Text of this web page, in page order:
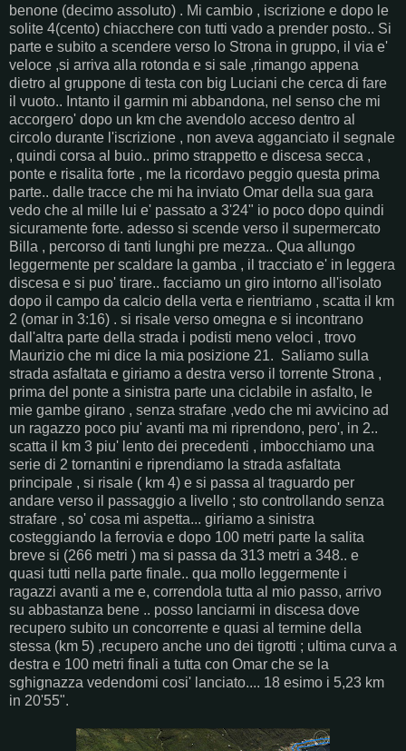
benone (decimo assoluto) . Mi cambio , iscrizione e dopo le
solite 4(cento) chiacchere con tutti vado a prender posto.. Si
parte e subito a scendere verso lo Strona in gruppo, il via e'
veloce ,si arriva alla rotonda e si sale ,rimango appena
dietro al gruppone di testa con big Luciani che cerca di fare
il vuoto.. Intanto il garmin mi abbandona, nel senso che mi
accorgero' dopo un km che avendolo acceso dentro al
circolo durante l'iscrizione , non aveva agganciato il segnale
, quindi corsa al buio.. primo strappetto e discesa secca ,
ponte e risalita forte , me la ricordavo peggio questa prima
parte.. dalle tracce che mi ha inviato Omar della sua gara
vedo che al mille lui e' passato a 3'24" io poco dopo quindi
sicuramente forte. adesso si scende verso il supermercato
Billa , percorso di tanti lunghi pre mezza.. Qua allungo
leggermente per scaldare la gamba , il tracciato e' in leggera
discesa e si puo' tirare.. facciamo un giro intorno all'isolato
dopo il campo da calcio della verta e rientriamo , scatta il km
2 (omar in 3:16) . si risale verso omegna e si incontrano
dall'altra parte della strada i podisti meno veloci , trovo
Maurizio che mi dice la mia posizione 21. Saliamo sulla
strada asfaltata e giriamo a destra verso il torrente Strona ,
prima del ponte a sinistra parte una ciclabile in asfalto, le
mie gambe girano , senza strafare ,vedo che mi avvicino ad
un ragazzo poco piu' avanti ma mi riprendono, pero', in 2..
scatta il km 3 piu' lento dei precedenti , imbocchiamo una
serie di 2 tornantini e riprendiamo la strada asfaltata
principale , si risale ( km 4) e si passa al traguardo per
andare verso il passaggio a livello ; sto controllando senza
strafare , so' cosa mi aspetta... giriamo a sinistra
costeggiando la ferrovia e dopo 100 metri parte la salita
breve si (266 metri ) ma si passa da 313 metri a 348.. e
quasi tutti nella parte finale.. qua mollo leggermente i
ragazzi avanti a me e, correndola tutta al mio passo, arrivo
su abbastanza bene .. posso lanciarmi in discesa dove
recupero subito un concorrente e quasi al termine della
stessa (km 5) ,recupero anche uno dei tigrotti ; ultima curva a
destra e 100 metri finali a tutta con Omar che se la
sghignazza vedendomi cosi' lanciato.... 18 esimo i 5,23 km
in 20'55".